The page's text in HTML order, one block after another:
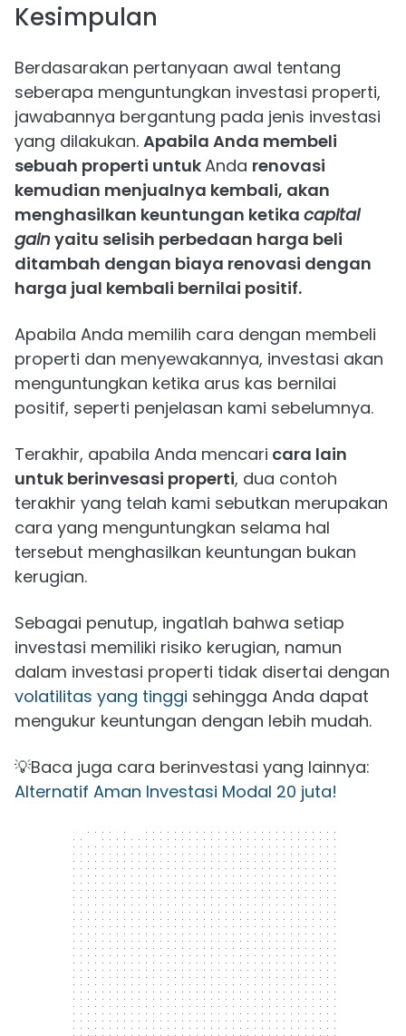
Kesimpulan
Berdasarakan pertanyaan awal tentang
seberapa menguntungkan investasi properti,
jawabannya bergantung pada jenis investasi
yang dilakukan. Apabila Anda membeli
sebuah properti untukAnda renovasi
kemudian menjualnya kembali, akan
menghasilkan keuntungan ketika capital
gainyaitu selisih perbedaan harga beli
ditambah dengan biaya renovasi dengan
harga jual kembali bernilai positif.
Apabila Anda memilih cara dengan membeli
properti dan menyewakannya, investasi akan
menguntungkan ketika arus kas bernilai
positif, seperti penjelasan kami sebelumnya.
Terakhir, apabila Anda mencari cara lain
untuk berinvesasi properti, dua contoh
terakhir yang telah kami sebutkan merupakan
cara yang menguntungkan selama hal
tersebut menghasilkan keuntungan bukan
kerugian.
Sebagai penutup, ingatlah bahwa setiap
investasi memiliki risiko kerugian, namun
dalam investasi properti tidak disertai dengan
volatilitas yang tinggi sehingga Anda dapat
mengukur keuntungan dengan lebih mudah.
💡Baca juga cara berinvestasi yang lainnya:
Alternatif Aman Investasi Modal 20 juta!
300 x 250